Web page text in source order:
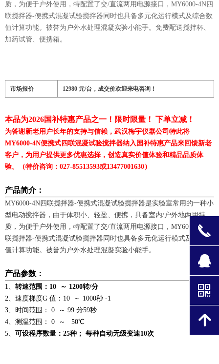
质，为便于户外使用，特配置了交/直流两用电源接口，MY6000-4N四
联搅拌器-便携式混凝试验搅拌器同时也具备多元化运行模式及综合数
值计算功能。被誉为户外水处理混凝实验小能手。免费配送搅拌杯、
加药试管、便携箱。
本品为2026国补特惠产品之一！限时限量！ 下单立减！
为答谢新老用户长年的支持与信赖，武汉梅宇仪器公司特此将
MY6000-4N便携式四联混凝试验搅拌器纳入国补特惠产品来回馈新老
客户，为用户提供更多优惠选择，创造真实价值体验和精品品质体
验。
（特价咨询：027-85513593或13477001630）
产品简介：
MY6000-4N四联搅拌器-便携式混凝试验搅拌器是实验室常用的一种小
型电动搅拌器，由于体积小、轻盈、便携，具备室内/户外地两用特
质，为便于户外使用，特配置了交/直流两用电源接口，MY6000-4N四
联搅拌器-便携式混凝试验搅拌器同时也具备多元化运行模式及综合数
值计算功能。被誉为户外水处理混凝实验小能手。
产品参数：
1、 转速范围：10 ～ 1200转/分
2、速度梯度G 值：10 ～ 1000秒 -1
3、时间范围： 0 ～ 99 分59秒
4、测温范围： 0 ～ 50℃
5、 可设程序数量：25种； 每种自动无级变速10次
市场报价 12980 元/台，成交价欢迎来电咨询！
끅
뀩
낃
녕